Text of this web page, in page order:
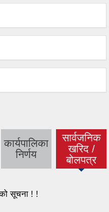
कार्यपालिका
निर्णय
सार्वजनिक
खरिद /
बोलपत्र
(active
tab)
सूचना ! !